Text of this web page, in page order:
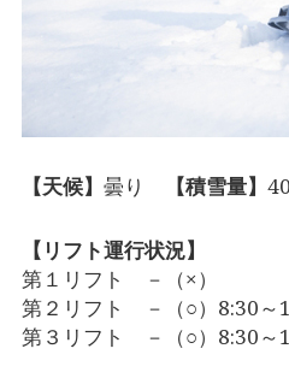
【天候】曇り 【積雪量】
【リフト運行状況】
第１リフト －（×）
第２リフト －（○）8:30～
第３リフト －（○）8:30